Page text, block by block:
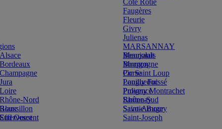
Blanc
Effervescent
Alsace
Beaujolais
Bordeaux
Bourgogne
Champagne
Corse
Jura
Languedoc
Loire
Provence
Rhône-Nord
Rhône-Sud
Roussillon
Savoie Bugey
Sud Ouest
Faugères
Fleurie
Givry
Julienas
MARSANNAY
Meursault
Morgon
Pic Saint Loup
Pouilly Fuissé
Puligny Montrachet
Santenay
Saint-Amour
Saint-Joseph